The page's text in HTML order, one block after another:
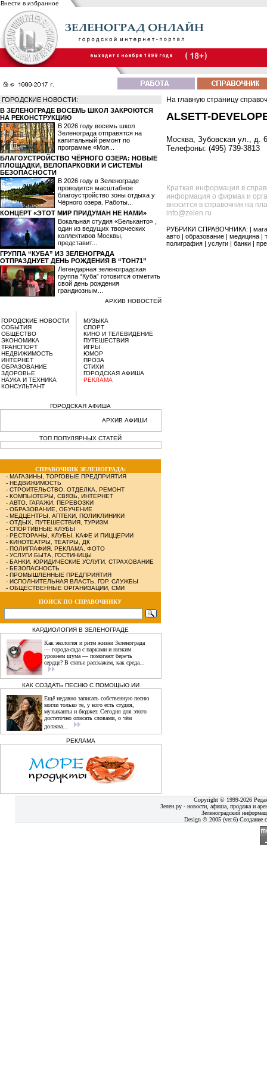
Внести в избранное
ГОРОДСКИЕ НОВОСТИ:
В ЗЕЛЕНОГРАДЕ ВОСЕМЬ ШКОЛ ЗАКРОЮТСЯ
НА РЕКОНСТРУКЦИЮ
В 2026 году восемь школ
Зеленограда отправятся на
капитальный ремонт по
программе «Моя...
БЛАГОУСТРОЙСТВО ЧЁРНОГО ОЗЕРА: НОВЫЕ
ПЛОЩАДКИ, ВЕЛОПАРКОВКИ И СИСТЕМЫ
БЕЗОПАСНОСТИ
В 2026 году в Зеленограде
проводится масштабное
благоустройство зоны отдыха у
Чёрного озера. Работы...
КОНЦЕРТ «ЭТОТ МИР ПРИДУМАН НЕ НАМИ»
Вокальная студия «Бельканто» ,
один из ведущих творческих
коллективов Москвы,
представит...
ГРУППА “КУБА” ИЗ ЗЕЛЕНОГРАДА
ОТПРАЗДНУЕТ ДЕНЬ РОЖДЕНИЯ В “ТОН71”
Легендарная зеленоградская
группа “Куба” готовится отметить
свой день рождения
грандиозным...
АРХИВ НОВОСТЕЙ
ГОРОДСКИЕ НОВОСТИ
СОБЫТИЯ
ОБЩЕСТВО
ЭКОНОМИКА
ТРАНСПОРТ
НЕДВИЖИМОСТЬ
ИНТЕРНЕТ
ОБРАЗОВАНИЕ
ЗДОРОВЬЕ
НАУКА И ТЕХНИКА
КОНСУЛЬТАНТ
МУЗЫКА
СПОРТ
КИНО И ТЕЛЕВИДЕНИЕ
ПУТЕШЕСТВИЯ
ИГРЫ
ЮМОР
ПРОЗА
СТИХИ
ГОРОДСКАЯ АФИША
РЕКЛАМА
ГОРОДСКАЯ АФИША
АРХИВ АФИШИ
ТОП ПОПУЛЯРНЫХ СТАТЕЙ
СПРАВОЧНИК ЗЕЛЕНОГРАДА:
- МАГАЗИНЫ, ТОРГОВЫЕ ПРЕДПРИЯТИЯ
- НЕДВИЖИМОСТЬ
- СТРОИТЕЛЬСТВО, ОТДЕЛКА, РЕМОНТ
- КОМПЬЮТЕРЫ, СВЯЗЬ, ИНТЕРНЕТ
- АВТО, ГАРАЖИ, ПЕРЕВОЗКИ
- ОБРАЗОВАНИЕ, ОБУЧЕНИЕ
- МЕДЦЕНТРЫ, АПТЕКИ, ПОЛИКЛИНИКИ
- ОТДЫХ, ПУТЕШЕСТВИЯ, ТУРИЗМ
- СПОРТИВНЫЕ КЛУБЫ
- РЕСТОРАНЫ, КЛУБЫ, КАФЕ И ПИЦЦЕРИИ
- КИНОТЕАТРЫ, ТЕАТРЫ, ДК
- ПОЛИГРАФИЯ, РЕКЛАМА, ФОТО
- УСЛУГИ БЫТА, ГОСТИНИЦЫ
- БАНКИ, ЮРИДИЧЕСКИЕ УСЛУГИ, СТРАХОВАНИЕ
- БЕЗОПАСНОСТЬ
- ПРОМЫШЛЕННЫЕ ПРЕДПРИЯТИЯ
- ИСПОЛНИТЕЛЬНАЯ ВЛАСТЬ, ГОР. СЛУЖБЫ
- ОБЩЕСТВЕННЫЕ ОРГАНИЗАЦИИ, СМИ
ПОИСК ПО СПРАВОЧНИКУ
КАРДИОЛОГИЯ В ЗЕЛЕНОГРАДЕ
Как экология и ритм жизни Зеленограда
— города‑сада с парками и низким
уровнем шума — помогают беречь
сердце? В статье расскажем, как среда...
КАК СОЗДАТЬ ПЕСНЮ С ПОМОЩЬЮ ИИ
Ещё недавно записать собственную песню
могли только те, у кого есть студия,
музыканты и бюджет. Сегодня для этого
достаточно описать словами, о чём
должна...
РЕКЛАМА
На главную страницу
ALSETT-
Москва, Зубовская ул., д.
Телефоны: (495) 739-3813
Краткая информация в
информация о фирмах и
вносится в справочник на
info@zelen.ru
РУБРИКИ СПРАВОЧНИКА: |
авто
образование медицина
полиграфия
услуги банки
Copyright © 1999-2026
Зелен.ру - новости, афиша, продажа и
Зеленоградский
Design © 2005 (ver.6) Создание